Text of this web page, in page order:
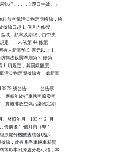
執行。……自即日生效。」
排放空氣污染物定期檢驗，檢
檢驗日起 1  個月內修復
區域、頻率及期限，由中央
規定：「未依第 44 條第
人新臺幣 5  百元以上 1
制法裁罰準則第 7  條第
1  項規定，其罰鍰額度
污染物定期檢驗者，處新臺
號公告：「…公告事
，應每年於行車執照原發照
，實施排放空氣污染物定期
、發照年月：103 年 2  月
份前後 1  個月內（即 1
經原處分機關查核發現訴
檢驗，此有系爭車輛車籍資
等影本附原處分卷可稽，本